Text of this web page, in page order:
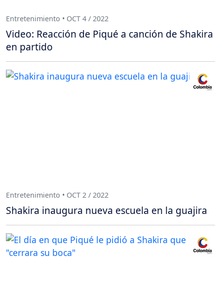
Entretenimiento • OCT 4 / 2022
Video: Reacción de Piqué a canción de Shakira
en partido
Entretenimiento • OCT 2 / 2022
Shakira inaugura nueva escuela en la guajira